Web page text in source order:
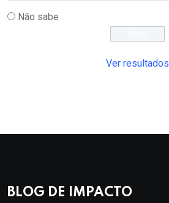
Não sabe
Ver resultados
BLOG DE IMPACTO